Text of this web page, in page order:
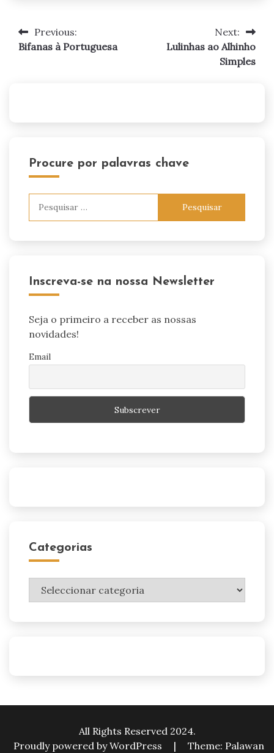
Navegação
Previous:
Bifanas à Portuguesa
Next:
Lulinhas ao Alhinho
Simples
Procure por palavras chave
Inscreva-se na nossa Newsletter
Seja o primeiro a receber as nossas
novidades!
Email
Categorias
Categorias
All Rights Reserved 2024.
Proudly powered by WordPress
| Theme: Palawan